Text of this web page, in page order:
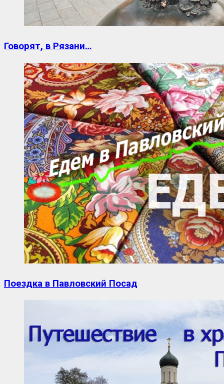
Говорят, в Рязани…
Поездка в Павловский Посад